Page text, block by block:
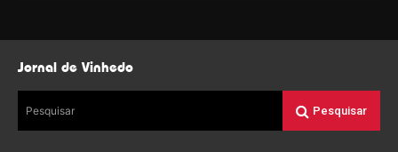
Jornal de Vinhedo
Pesquisar Pesquisar